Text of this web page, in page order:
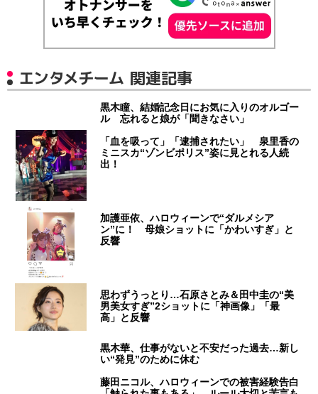
エンタメチーム 関連記事
黒木瞳、結婚記念日にお気に入りのオルゴー
ル 忘れると娘が「聞きなさい」
「血を吸って」「逮捕されたい」 泉里香の
ミニスカ“ゾンビポリス”姿に見とれる人続
出！
加護亜依、ハロウィーンで“ダルメシア
ン”に！ 母娘ショットに「かわいすぎ」と
反響
思わずうっとり…石原さとみ＆田中圭の“美
男美女すぎ”2ショットに「神画像」「最
高」と反響
黒木華、仕事がないと不安だった過去…新し
い“発見”のために休む
藤田ニコル、ハロウィーンでの被害経験告白